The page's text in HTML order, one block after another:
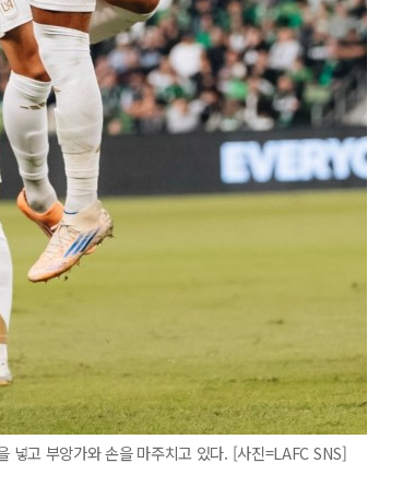
넣고 부앙가와 손을 마주치고 있다. [사진=LAFC SNS]